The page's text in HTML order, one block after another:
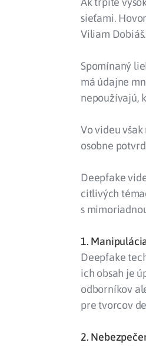
sieťami.
Viliam Dobiáš.
Spomínaný
má údajne
nepoužívajú,
Vo videu
osobne
Deepfake
citlivých
s
1.
Deepfake
ich obsah je
odborníkov
pre tvorcov
2.